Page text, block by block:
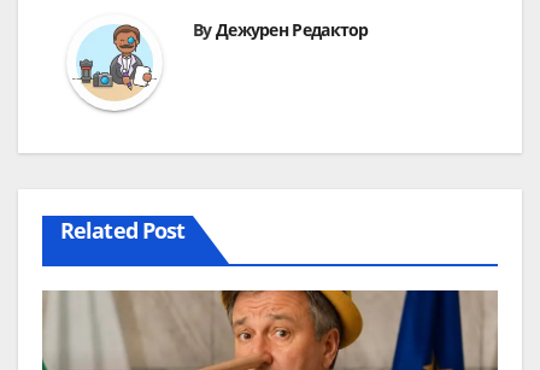
ByДежурен Редактор
Related Post